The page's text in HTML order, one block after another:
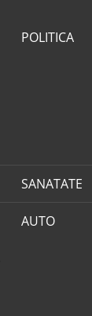
POLITICA
SANATATE
AUTO